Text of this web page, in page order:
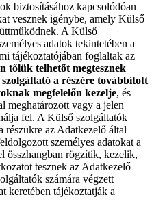
biztosításához kapcsolódóan
vesznek igénybe, amely Külső
A Külső
adatok tekintetében a
tájékoztatójában foglaltak az
tőlük telhetőt megtesznek
a részére továbbított
megfelelőn kezelje, és
meghatározott vagy a jelen
fel. A Külső szolgáltatók
részükre az Adatkezelő által
személyes adatokat a
összhangban rögzítik, kezelik,
tesznek az Adatkezelő
számára végzett
keretében tájékoztatják a